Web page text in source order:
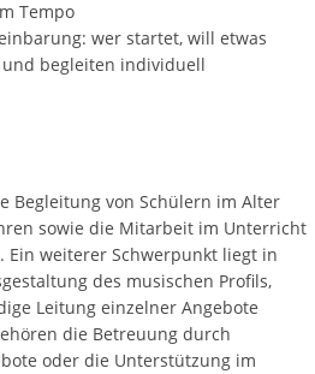
Tempo
wer startet, will etwas
begleiten individuell
Begleitung von Schülern im Alter
sowie die Mitarbeit im Unterricht
Ein weiterer Schwerpunkt liegt in
des musischen Profils,
Leitung einzelner Angebote
die Betreuung durch
oder die Unterstützung im